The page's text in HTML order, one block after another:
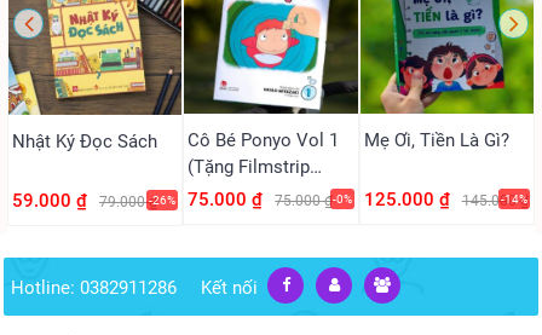
Nhật Ký Đọc Sách
59.000 ₫ 79.000 ₫-26%
Cô Bé Ponyo Vol 1
(Tặng Filmstrip
PVC)
75.000 ₫ 75.000 ₫-0%
Mẹ Ơi, Tiền Là Gì?
125.000 ₫ 145.000 ₫
-14%
Hotline: 0382911286 Kết nối